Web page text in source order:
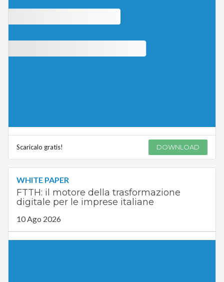
Scaricalo gratis! DOWNLOAD
WHITE PAPER
FTTH: il motore della trasformazione
digitale per le imprese italiane
10 Ago 2026